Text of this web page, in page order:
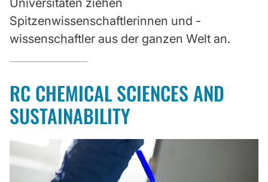
Universitäten ziehen
Spitzenwissenschaftlerinnen und -
wissenschaftler aus der ganzen Welt an.
RC CHEMICAL SCIENCES AND
SUSTAINABILITY